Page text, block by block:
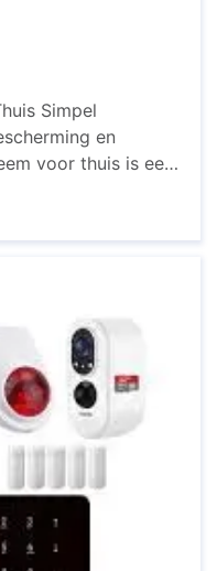
Simpel
en
voor thuis is een
ongewenste
slimme
u niet thuis bent.